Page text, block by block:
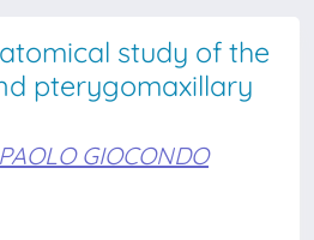
study of the
pterygomaxillary
GIOCONDO